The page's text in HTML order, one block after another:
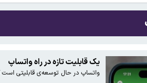
به مالکان درباره تخلیه مستاجران / شرایط جدید
به مسافران؛ ترافیک سنگین در این جاده شمالی
تایمز فاش کرد: کارگروه ویژه سیا برای تفرقه
یک قابلیت تازه در راه واتساپ
واتساپ در حال توسعه‌ی قابلیتی است